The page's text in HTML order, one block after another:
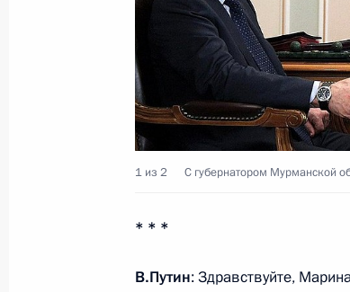
Ковтун
12 января 2017 года, 15:15
Встреча с губернатором
9 октября 2015 года, 14:45
рыбохозяйственного
1 из 2 С губернатором Мурманской
* * *
В.Путин: Здравствуйте,